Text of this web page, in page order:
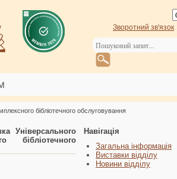
Зворотний зв'язок
бібліотечного обслуговування
Універсального
бібліотечного
Навігація
Загальна інформація
Виставки відділу
Новини відділу